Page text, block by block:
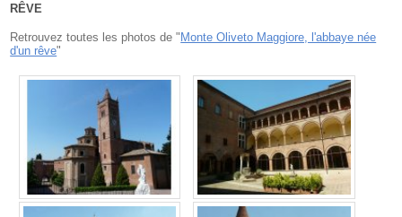
rêve
Retrouvez toutes les photos de " Monte Oliveto Maggiore, l'abbaye née
d'un rêve"